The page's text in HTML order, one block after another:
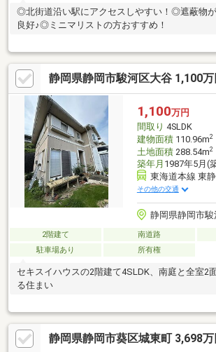
◎北街道沿い駅にアクセスしやすい！◎遮蔽物
良好♪◎ミニマリストの方おすすめ！
静岡県静岡市駿河区大谷 1,100
1,100万円
間取り 4SLDK
建物面積110.96m2
土地面積288.54m2
築年月 1987年5月(
東海道本線 東
その他の交通
静岡県静岡市
2階建て 南道路
駐車場あり
所有権
セキスイハウスの2階建て4SLDK、南庭と全室2
る住まい
静岡県静岡市葵区城東町 3,698万